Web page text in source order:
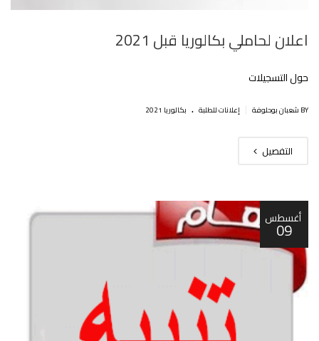
اعلان لحاملي بكالوريا قبل 2021
حول التسجيلات
BY شعبان بوحلوفة إعلانات للطلبة . بكالوريا 2021
التفصيل
أغسطس
09